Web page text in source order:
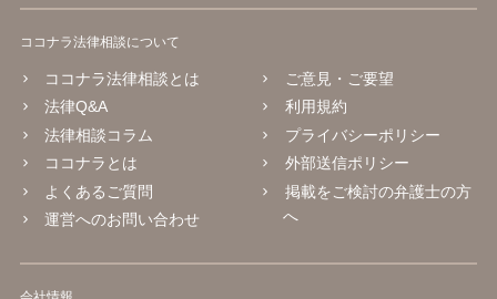
ココナラ法律相談について
ココナラ法律相談とは
法律Q&A
法律相談コラム
ココナラとは
よくあるご質問
運営へのお問い合わせ
ご意見・ご要望
利用規約
プライバシーポリシー
外部送信ポリシー
掲載をご検討の弁護士の方
へ